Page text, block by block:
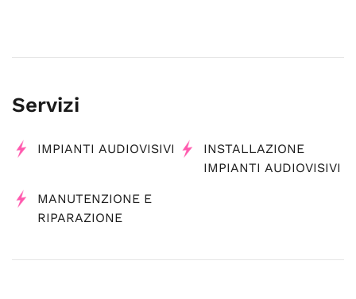
Servizi
IMPIANTI AUDIOVISIVI
INSTALLAZIONE
IMPIANTI AUDIOVISIVI
MANUTENZIONE E
RIPARAZIONE